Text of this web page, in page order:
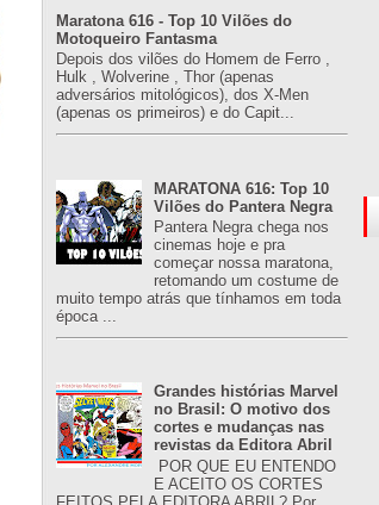
Maratona 616 - Top 10 Vilões do
Motoqueiro Fantasma
Depois dos vilões do Homem de Ferro ,
Hulk , Wolverine , Thor (apenas
adversários mitológicos), dos X-Men
(apenas os primeiros) e do Capit...
MARATONA 616: Top 10
Vilões do Pantera Negra
Pantera Negra chega nos
cinemas hoje e pra
começar nossa maratona,
retomando um costume de
muito tempo atrás que tínhamos em toda
época ...
Grandes histórias Marvel
no Brasil: O motivo dos
cortes e mudanças nas
revistas da Editora Abril
POR QUE EU ENTENDO
E ACEITO OS CORTES